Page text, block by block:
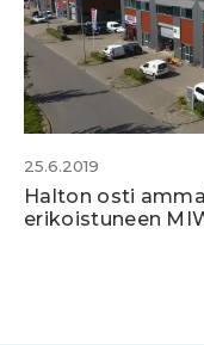
25.6.2019
Halton osti
erikoistuneen